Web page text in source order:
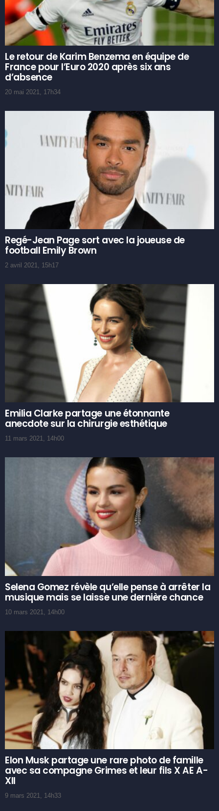
Le retour de Karim Benzema en équipe de
France pour l’Euro 2020 après six ans
d’absence
20 mai 2021, 17h34
Regé-Jean Page sort avec la joueuse de
football Emily Brown
2 avril 2021, 15h17
Emilia Clarke partage une étonnante
anecdote sur la chirurgie esthétique
11 mars 2021, 14h00
Selena Gomez révèle qu’elle pense à arrêter la
musique mais se laisse une dernière chance
10 mars 2021, 14h00
Elon Musk partage une rare photo de famille
avec sa compagne Grimes et leur fils X AE A-
XII
9 mars 2021, 14h33